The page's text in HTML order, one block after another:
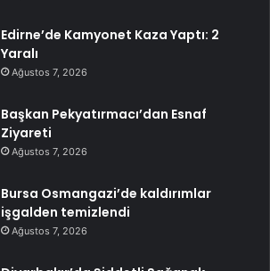
Edirne’de Kamyonet Kaza Yaptı: 2
Yaralı
Ağustos 7, 2026
Başkan Pekyatırmacı’dan Esnaf
Ziyareti
Ağustos 7, 2026
Bursa Osmangazi’de kaldırımlar
işgalden temizlendi
Ağustos 7, 2026